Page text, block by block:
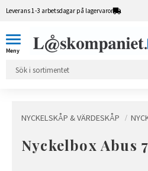
Leverans 1-3 arbetsdagar på lagervaror
NYCKELSKÅP & VÄRDESKÅP
Nyckelbox Abus